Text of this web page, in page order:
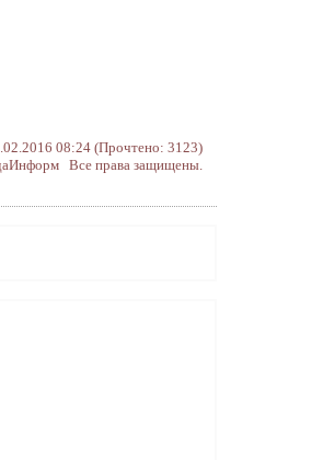
08:24 (Прочтено: 3123)
Все права защищены.